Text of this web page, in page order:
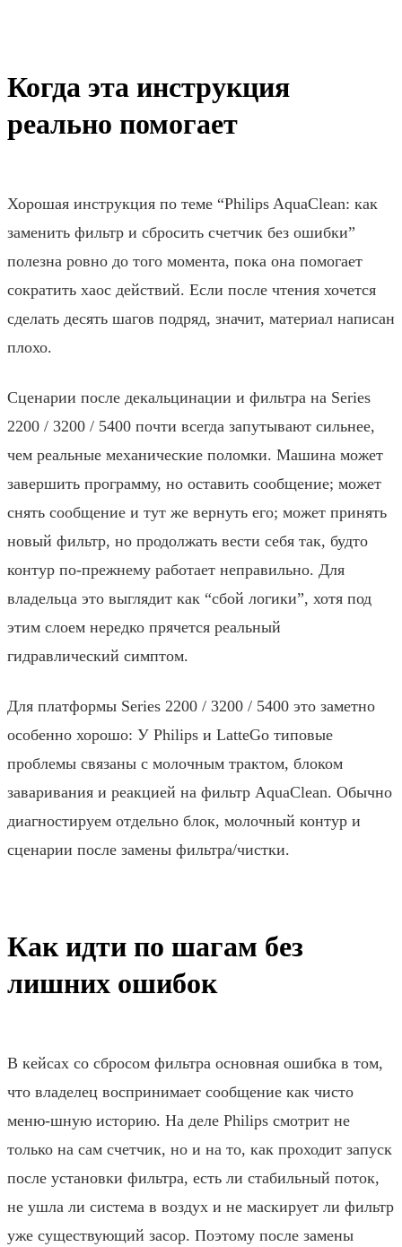
Когда эта инструкция
реально помогает
Хорошая инструкция по теме “Philips AquaClean: как
заменить фильтр и сбросить счетчик без ошибки”
полезна ровно до того момента, пока она помогает
сократить хаос действий. Если после чтения хочется
сделать десять шагов подряд, значит, материал написан
плохо.
Сценарии после декальцинации и фильтра на Series
2200 / 3200 / 5400 почти всегда запутывают сильнее,
чем реальные механические поломки. Машина может
завершить программу, но оставить сообщение; может
снять сообщение и тут же вернуть его; может принять
новый фильтр, но продолжать вести себя так, будто
контур по-прежнему работает неправильно. Для
владельца это выглядит как “сбой логики”, хотя под
этим слоем нередко прячется реальный
гидравлический симптом.
Для платформы Series 2200 / 3200 / 5400 это заметно
особенно хорошо: У Philips и LatteGo типовые
проблемы связаны с молочным трактом, блоком
заваривания и реакцией на фильтр AquaClean. Обычно
диагностируем отдельно блок, молочный контур и
сценарии после замены фильтра/чистки.
Как идти по шагам без
лишних ошибок
В кейсах со сбросом фильтра основная ошибка в том,
что владелец воспринимает сообщение как чисто
меню-шную историю. На деле Philips смотрит не
только на сам счетчик, но и на то, как проходит запуск
после установки фильтра, есть ли стабильный поток,
не ушла ли система в воздух и не маскирует ли фильтр
уже существующий засор. Поэтому после замены